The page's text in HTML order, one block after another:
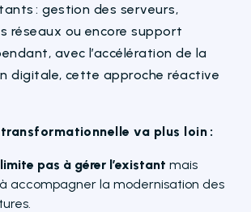
: gestion des serveurs,
réseaux ou encore support
avec l’accélération de la
digitale, cette approche réactive
transformationnelle va plus loin :
pas à gérer l’existant mais
accompagner la modernisation des